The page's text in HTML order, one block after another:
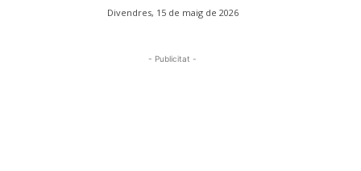
Divendres, 15 de maig de 2026
- Publicitat -